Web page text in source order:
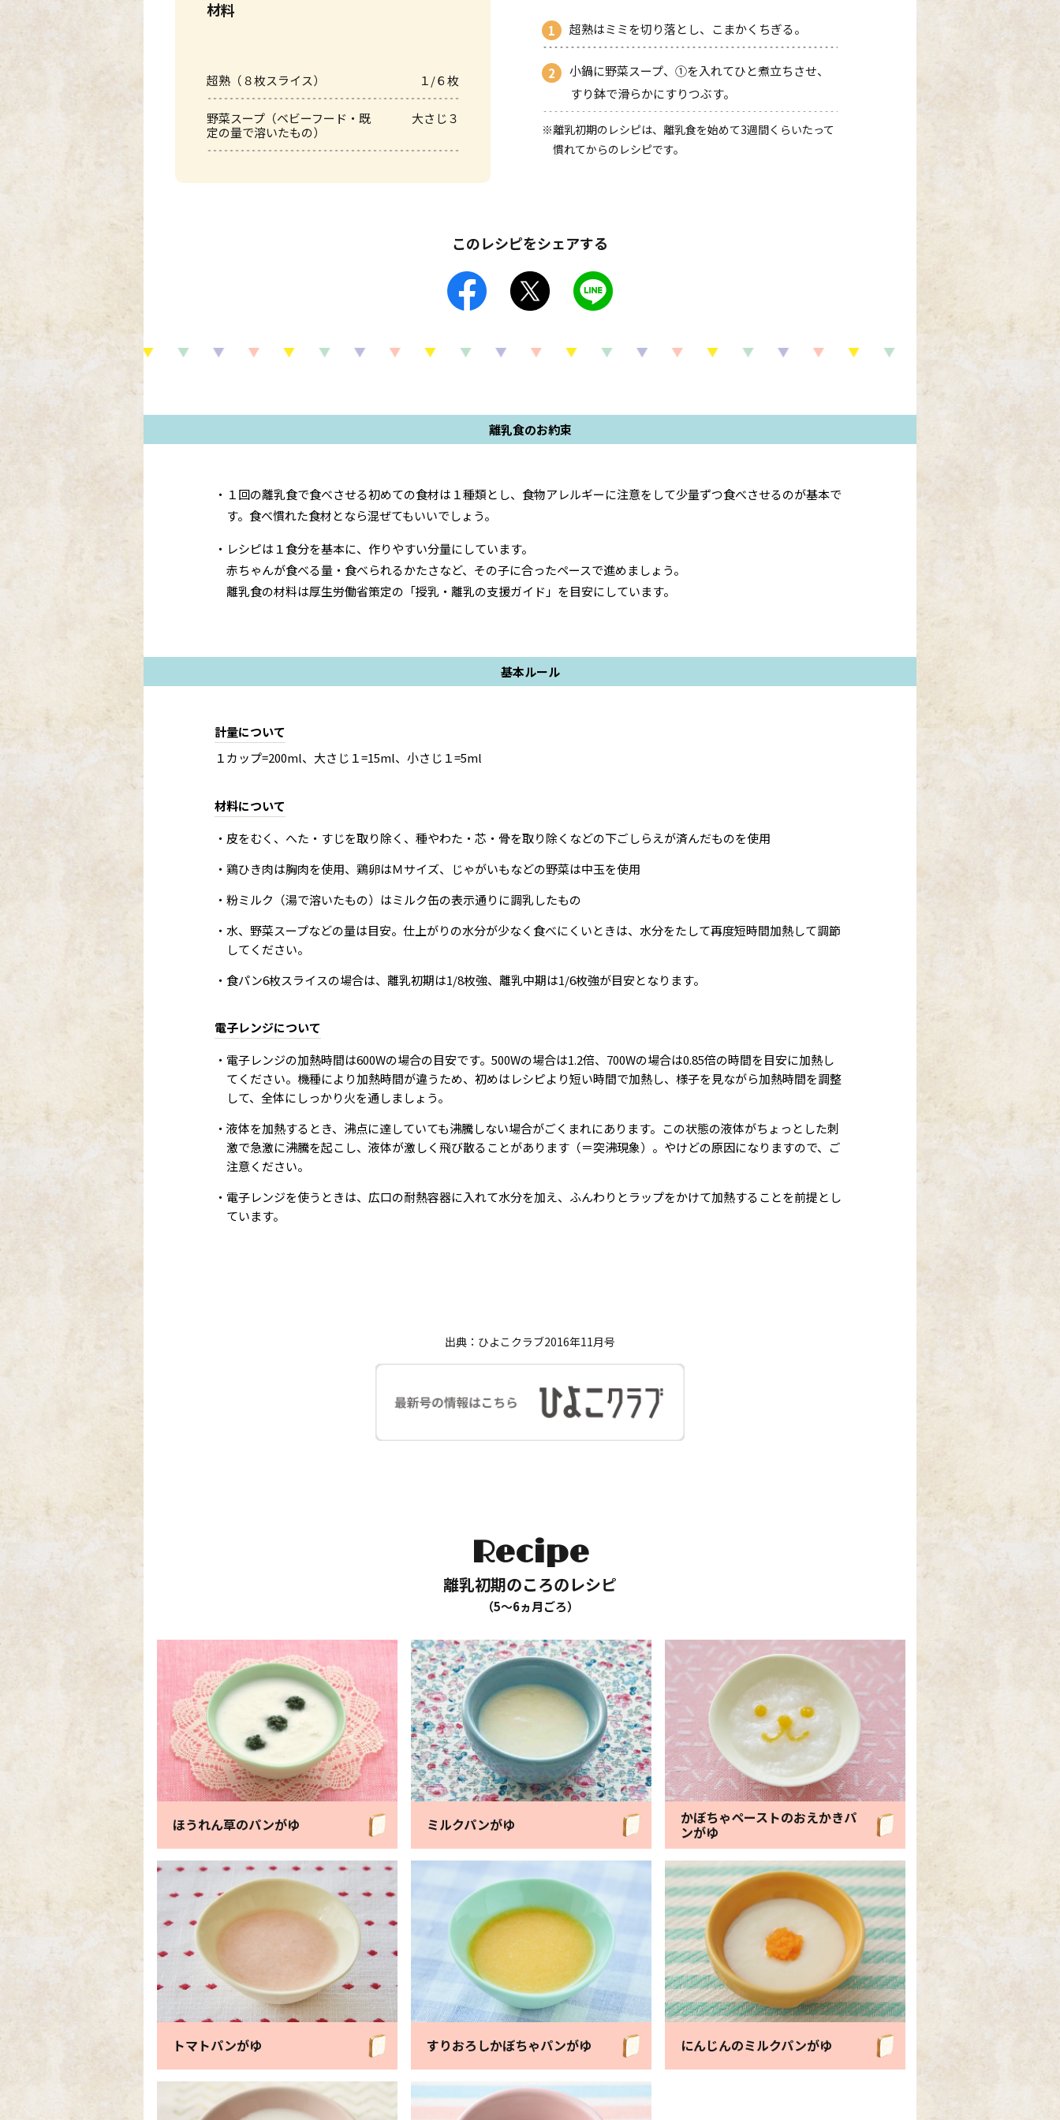
材料
超熟（８枚スライス） １/６枚
野菜スープ（ベビーフード・既
定の量で溶いたもの）
大さじ３
超熟はミミを切り落とし、こまかくちぎる。
小鍋に野菜スープ、①を入れてひと煮立ちさせ、
すり鉢で滑らかにすりつぶす。
※離乳初期のレシピは、離乳食を始めて3週間くらいたって
慣れてからのレシピです。
このレシピをシェアする
離乳食のお約束
１回の離乳食で食べさせる初めての食材は１種類とし、食物アレルギーに注意をして少量ずつ食べさせるのが基本で
す。食べ慣れた食材となら混ぜてもいいでしょう。
レシピは１食分を基本に、作りやすい分量にしています。
赤ちゃんが食べる量・食べられるかたさなど、その子に合ったペースで進めましょう。
離乳食の材料は厚生労働省策定の「授乳・離乳の支援ガイド」を目安にしています。
基本ルール
計量について
１カップ=200ml、大さじ１=15ml、小さじ１=5ml
材料について
・皮をむく、へた・すじを取り除く、種やわた・芯・骨を取り除くなどの下ごしらえが済んだものを使用
・鶏ひき肉は胸肉を使用、鶏卵はＭサイズ、じゃがいもなどの野菜は中玉を使用
・粉ミルク（湯で溶いたもの）はミルク缶の表示通りに調乳したもの
・水、野菜スープなどの量は目安。仕上がりの水分が少なく食べにくいときは、水分をたして再度短時間加熱して調節
してください。
・食パン6枚スライスの場合は、離乳初期は1/8枚強、離乳中期は1/6枚強が目安となります。
電子レンジについて
・電子レンジの加熱時間は600Wの場合の目安です。500Wの場合は1.2倍、700Wの場合は0.85倍の時間を目安に加熱し
てください。機種により加熱時間が違うため、初めはレシピより短い時間で加熱し、様子を見ながら加熱時間を調整
して、全体にしっかり火を通しましょう。
・液体を加熱するとき、沸点に達していても沸騰しない場合がごくまれにあります。この状態の液体がちょっとした刺
激で急激に沸騰を起こし、液体が激しく飛び散ることがあります（＝突沸現象）。やけどの原因になりますので、ご
注意ください。
・電子レンジを使うときは、広口の耐熱容器に入れて水分を加え、ふんわりとラップをかけて加熱することを前提とし
ています。
出典：ひよこクラブ2016年11月号
Recipe
離乳初期のころのレシピ
（5〜6ヵ月ごろ）
ほうれん草のパンがゆ ミルクパンがゆ かぼちゃペーストのおえかきパ
ンがゆ
トマトパンがゆ すりおろしかぼちゃパンがゆ にんじんのミルクパンがゆ